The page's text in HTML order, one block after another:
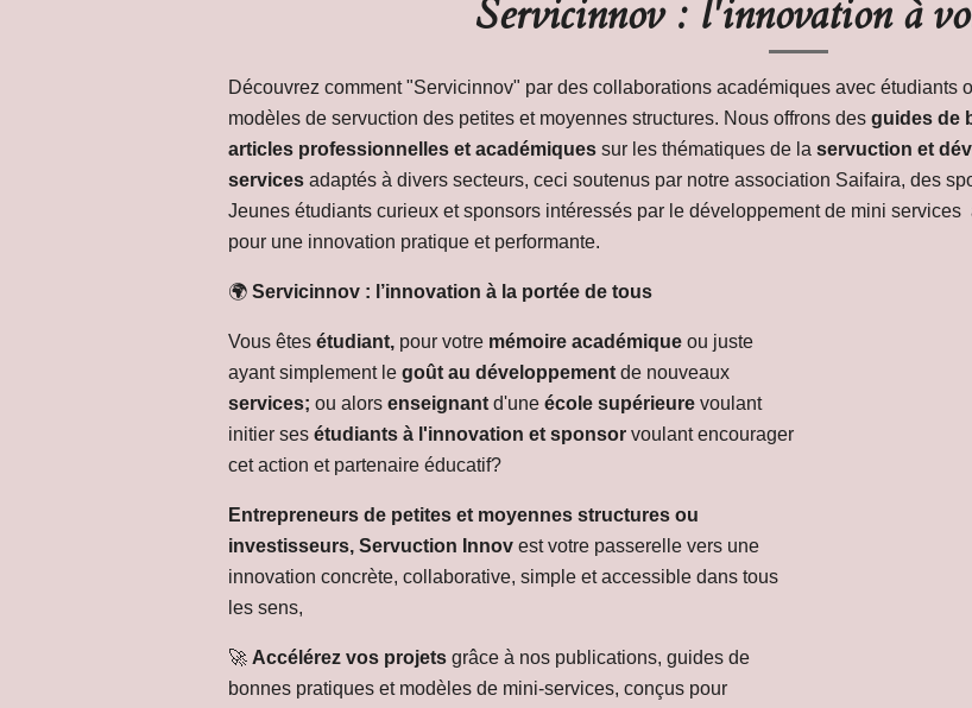
Servicinnov : l'innovation à
Découvrez comment "Servicinnov" par des collaborations académiques avec étudiants
modèles de servuction des petites et moyennes structures. Nous offrons des guides de
articles professionnelles et académiques sur les thématiques de la servuction et
services adaptés à divers secteurs, ceci soutenus par notre association Saifaira, des
Jeunes étudiants curieux et sponsors intéressés par le développement de mini
pour une innovation pratique et performante.
🌍 Servicinnov : l’innovation à la portée de tous
Vous êtes étudiant, pour votre mémoire académique ou juste
ayant simplement le goût au développement de nouveaux
services; ou alors enseignant d'une école supérieure voulant
initier ses étudiants à l'innovation et sponsor voulant encourager
cet action et partenaire éducatif?
Entrepreneurs de petites et moyennes structures ou
investisseurs, Servuction Innov est votre passerelle vers une
innovation concrète, collaborative, simple et accessible dans tous
les sens,
🚀 Accélérez vos projets grâce à nos publications, guides de
bonnes pratiques et modèles de mini-services, conçus pour